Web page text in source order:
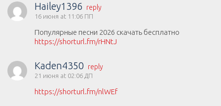
Hailey1396 reply
16 июня at 11:06 ПП
Популярные песни 2026 скачать бесплатно
https://shorturl.fm/rHNtJ
Kaden4350 reply
21 июня at 02:06 ДП
https://shorturl.fm/nlWEf